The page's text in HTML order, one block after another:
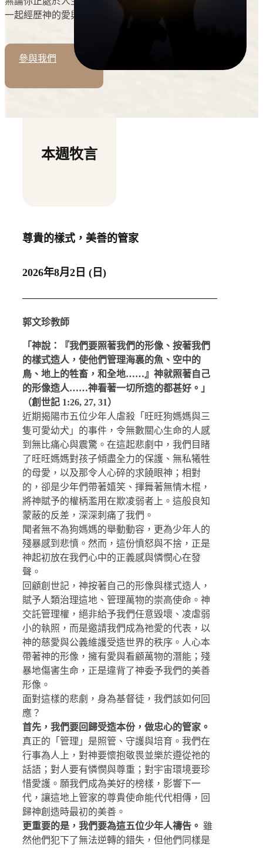
一起經歷神的愛與恩典。
參與我們
本週牧言
尊貴的樣式，美善的管家
2026年8月2日 (日)
郭文珍教師
「神說：『我們要照著我們的形像、按著我們
的樣式造人，使他們管理海裏的魚、空中的
鳥、地上的牲畜，和全地……』神就照著自己
的形像造人……神看著一切所造的都甚好。」
（創世記 1:26, 27, 31）
近期揭陽市五位少年人虐殺「旺旺狗媽媽與三
隻可愛幼犬」的事件，令無數關心生命的人感
到無比痛心與震驚。在這起悲劇中，我們目睹
了旺旺媽媽對孩子傾盡全力的保護、無私犧牲
的母愛，以及那令人心碎的求饒眼神；相對
的，卻是少年們帶著嬉笑、揮舞著無情木棍，
將神賦予的權柄濫用在欺凌弱者上。這般良知
蒙蔽的反差，深深刺痛了我們。
聞者無不為狗媽媽的舉動動容，更為少年人的
殘暴感到悲憤。然而，這份憤怒與不捨，正是
神起初放在我們心中的正義感與憐憫心在發
聲。
回顧創世記，神按著自己的形像與樣式造人，
賦予人類治理這地、管理萬物的崇高使命。神
交託管理權，絕非給予我們任意毀壞、凌虐弱
小的執照，而是邀請我們成為祂愛的代表，以
神的慈愛與公義維護受造世界的秩序。人心本
帶著神的形像，擁有愛與看顧萬物的潛能；殘
暴地傷害生命，正是違背了神委予我們的美善
形像。
面對這樣的悲劇，身為基督徒，我們該如何回
應？
首先，我們要回歸受造本份，做忠心的管家。
真正的「管理」是照管、守護與培育。我們在
行事為人上，對神要懷抱敬畏並樂於遵從祂的
話語；對人要有憐憫與尊重；對宇宙環境要珍
惜愛護。願我們成為美好的榜樣，影響下一
代，讓這地上管家的尊貴使命能代代相傳，回
歸神創造時最初的美善。
更重要的是，我們要為這五位少年人禱告。 雖
然他們犯下了無法逆轉的錯失，但他們同樣是